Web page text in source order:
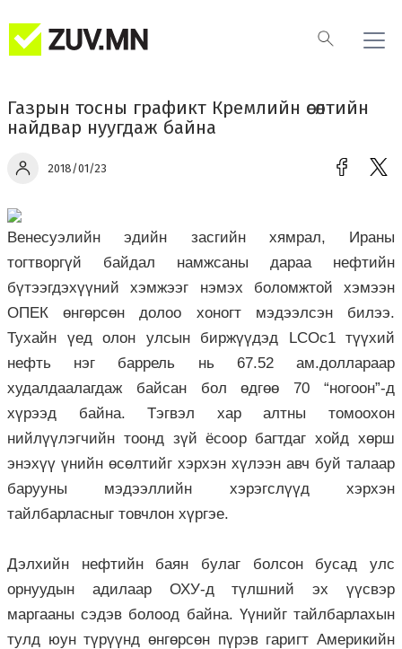
Газрын тосны графикт Кремлийн өсөлтийн
найдвар нуугдаж байна
2018/01/23
Венесуэлийн эдийн засгийн хямрал, Ираны
тогтворгүй байдал намжсаны дараа нефтийн
бүтээгдэхүүний хэмжээг нэмэх боломжтой хэмээн
ОПЕК өнгөрсөн долоо хоногт мэдээлсэн билээ.
Тухайн үед олон улсын биржүүдэд LCOc1 түүхий
нефть нэг баррель нь 67.52 ам.доллараар
худалдаалагдаж байсан бол өдгөө 70 “ногоон”-д
хүрээд байна. Тэгвэл хар алтны томоохон
нийлүүлэгчийн тоонд зүй ёсоор багтдаг хойд хөрш
энэхүү үнийн өсөлтийг хэрхэн хүлээн авч буй талаар
барууны мэдээллийн хэрэгслүүд хэрхэн
тайлбарласныг товчлон хүргэе.
Дэлхийн нефтийн баян булаг болсон бусад улс
орнуудын адилаар ОХУ-д түлшний эх үүсвэр
маргааны сэдэв болоод байна. Үүнийг тайлбарлахын
тулд юун түрүүнд өнгөрсөн пүрэв гаригт Америкийн